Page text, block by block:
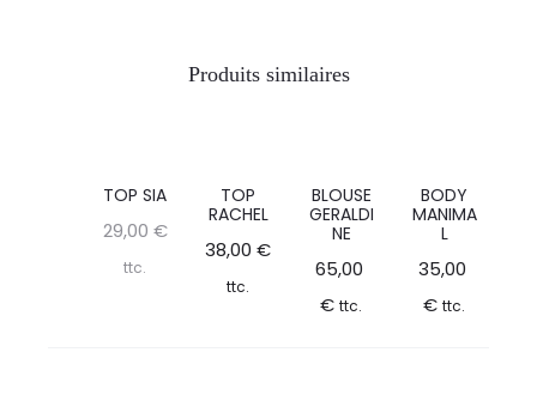
Produits similaires
TOP SIA
29,00 €
ttc.
TOP
RACHEL
38,00€
ttc.
BLOUSE
GERALDI
NE
65,00
€ ttc.
BODY
MANIMA
L
35,00
€ ttc.